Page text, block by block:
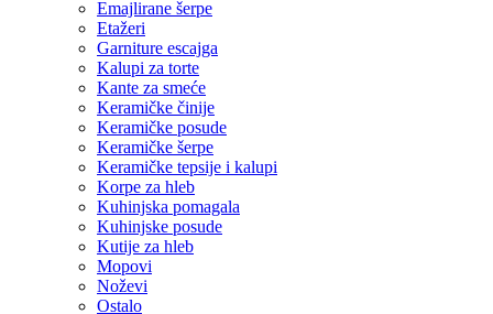
Emajlirane šerpe
Etažeri
Garniture escajga
Kalupi za torte
Kante za smeće
Keramičke činije
Keramičke posude
Keramičke šerpe
Keramičke tepsije i kalupi
Korpe za hleb
Kuhinjska pomagala
Kuhinjske posude
Kutije za hleb
Mopovi
Noževi
Ostalo